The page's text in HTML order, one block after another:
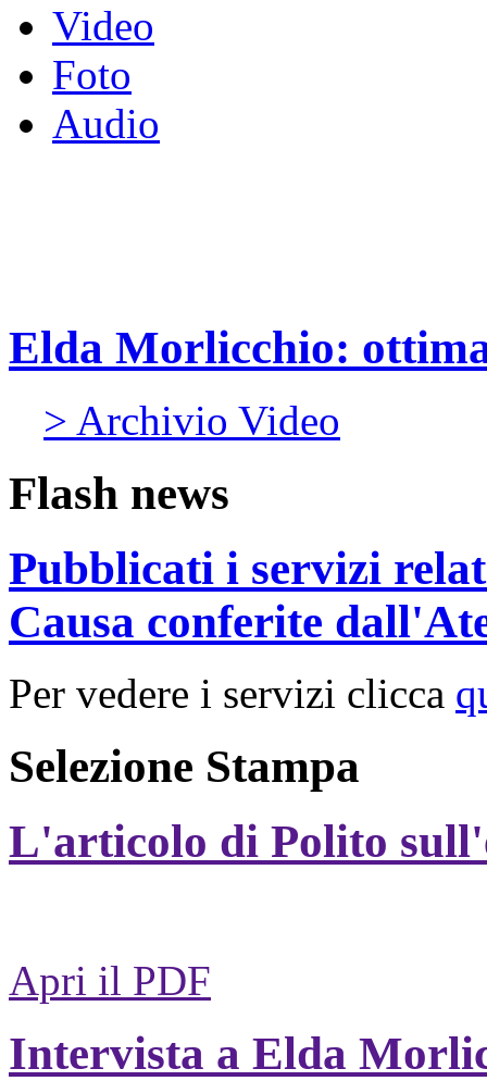
Video
Foto
Audio
Elda Morlicchio:
> Archivio Video
Flash news
Pubblicati i servizi
Causa conferite
Per vedere i servizi clicca
Selezione Stampa
L'articolo di Polito
Apri il PDF
Intervista a Elda